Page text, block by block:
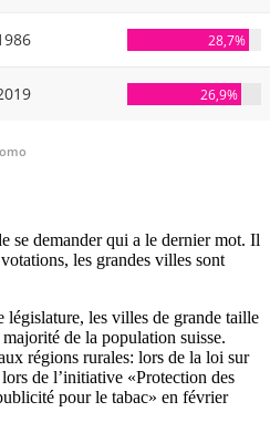
se demander qui a le dernier mot. Il
les grandes villes sont
législature, les villes de grande taille
de la population suisse.
régions rurales: lors de la loi sur
de l’initiative «Protection des
pour le tabac» en février